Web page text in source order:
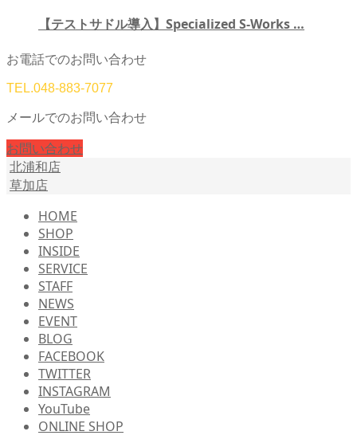
【テストサドル導入】Specialized S-Works …
お電話でのお問い合わせ
TEL.048-883-7077
メールでのお問い合わせ
お問い合わせ
北浦和店
草加店
HOME
SHOP
INSIDE
SERVICE
STAFF
NEWS
EVENT
BLOG
FACEBOOK
TWITTER
INSTAGRAM
YouTube
ONLINE SHOP